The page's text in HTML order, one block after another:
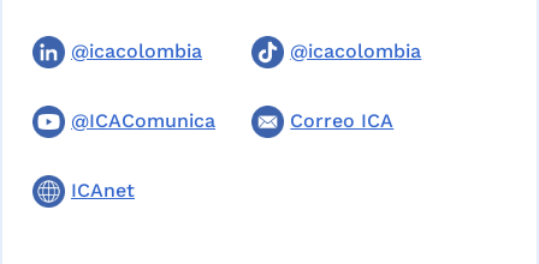
@icacolombia @icacolombia
@ICAComunica Correo ICA
ICAnet